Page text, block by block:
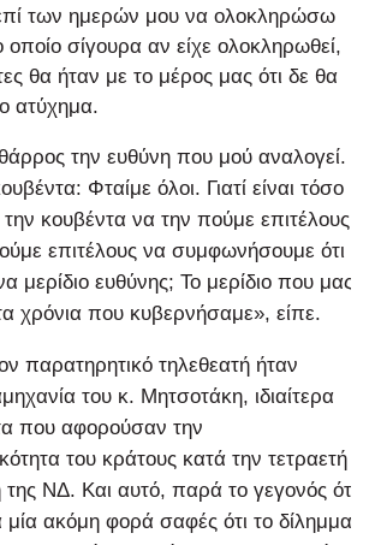
των ημερών μου να ολοκληρώσω
οποίο σίγουρα αν είχε ολοκληρωθεί,
θα ήταν με το μέρος μας ότι δε θα
ατύχημα.
την ευθύνη που μού αναλογεί.
Φταίμε όλοι. Γιατί είναι τόσο
κουβέντα να την πούμε επιτέλους
επιτέλους να συμφωνήσουμε ότι
μερίδιο ευθύνης; Το μερίδιο που μας
χρόνια που κυβερνήσαμε», είπε.
παρατηρητικό τηλεθεατή ήταν
του κ. Μητσοτάκη, ιδιαίτερα
που αφορούσαν την
του κράτους κατά την τετραετή
ΝΔ. Και αυτό, παρά το γεγονός ότι
μία ακόμη φορά σαφές ότι το δίλημμα